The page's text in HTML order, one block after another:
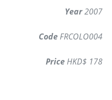
Year2007
CodeFRCOLO004
PriceHKD$ 178